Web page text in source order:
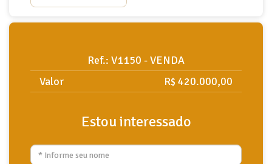
Ref.: V1150 - VENDA
Valor
R$ 420.000,00
Estou interessado